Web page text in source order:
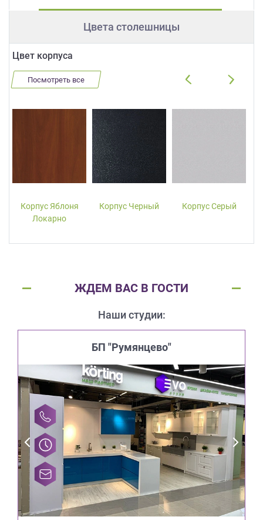
Цвета столешницы
Цвет корпуса
Посмотреть все
Корпус Яблоня
Локарно
Корпус Черный Корпус Серый
ЖДЕМ ВАС В ГОСТИ
Наши студии:
БП "Румянцево"